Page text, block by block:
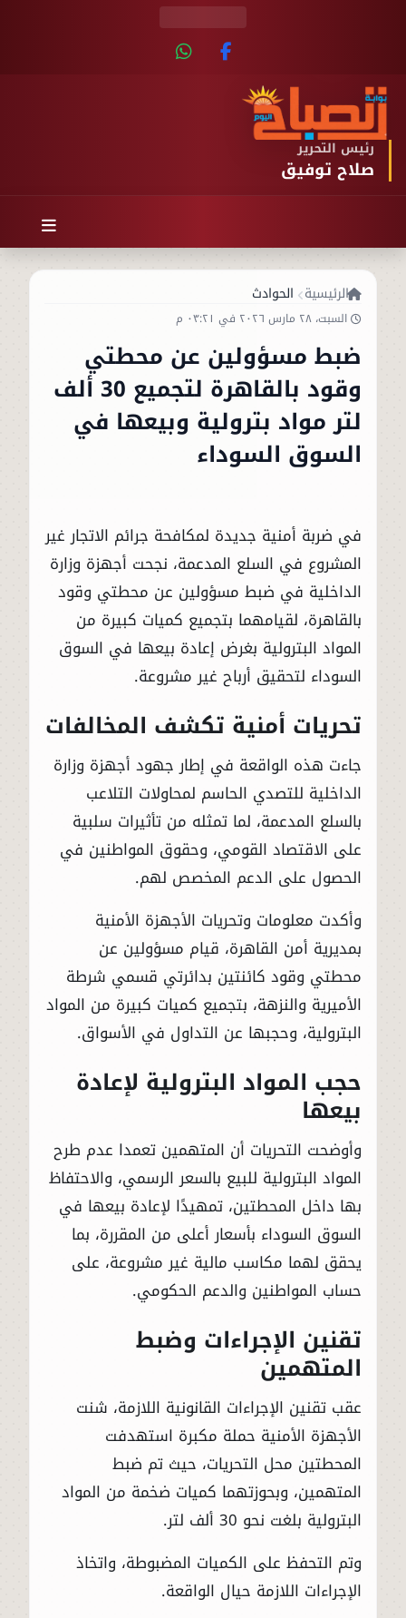
رئيس التحرير
صلاح توفيق
الرئيسية الحوادث
السبت، ٢٨ مارس ٢٠٢٦ في ٠٣:٢١ م
ضبط مسؤولين عن محطتي
وقود بالقاهرة لتجميع 30 ألف
لتر مواد بترولية وبيعها في
السوق السوداء
في ضربة أمنية جديدة لمكافحة جرائم الاتجار غير
المشروع في السلع المدعمة، نجحت أجهزة وزارة
الداخلية في ضبط مسؤولين عن محطتي وقود
بالقاهرة، لقيامهما بتجميع كميات كبيرة من
المواد البترولية بغرض إعادة بيعها في السوق
السوداء لتحقيق أرباح غير مشروعة.
تحريات أمنية تكشف المخالفات
جاءت هذه الواقعة في إطار جهود أجهزة وزارة
الداخلية للتصدي الحاسم لمحاولات التلاعب
بالسلع المدعمة، لما تمثله من تأثيرات سلبية
على الاقتصاد القومي، وحقوق المواطنين في
الحصول على الدعم المخصص لهم.
وأكدت معلومات وتحريات الأجهزة الأمنية
بمديرية أمن القاهرة، قيام مسؤولين عن
محطتي وقود كائنتين بدائرتي قسمي شرطة
الأميرية والنزهة، بتجميع كميات كبيرة من المواد
البترولية، وحجبها عن التداول في الأسواق.
حجب المواد البترولية لإعادة
بيعها
وأوضحت التحريات أن المتهمين تعمدا عدم طرح
المواد البترولية للبيع بالسعر الرسمي، والاحتفاظ
بها داخل المحطتين، تمهيدًا لإعادة بيعها في
السوق السوداء بأسعار أعلى من المقررة، بما
يحقق لهما مكاسب مالية غير مشروعة، على
حساب المواطنين والدعم الحكومي.
تقنين الإجراءات وضبط
المتهمين
عقب تقنين الإجراءات القانونية اللازمة، شنت
الأجهزة الأمنية حملة مكبرة استهدفت
المحطتين محل التحريات، حيث تم ضبط
المتهمين، وبحوزتهما كميات ضخمة من المواد
البترولية بلغت نحو 30 ألف لتر.
وتم التحفظ على الكميات المضبوطة، واتخاذ
الإجراءات اللازمة حيال الواقعة.